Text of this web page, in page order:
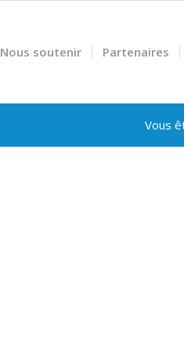
Nous soutenir Partenaires
Vous